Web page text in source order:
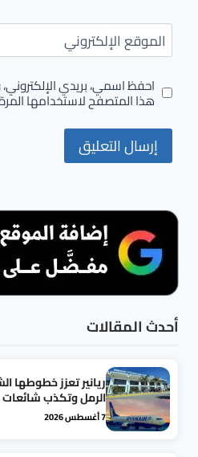
الموقع الإلكتروني
احفظ اسمي، بريدي
هذا المتصفح لاستخدامها
أحدث المقالات
ريانير تعزز خطوطها
الرمل وتكذب شائعات
7 أغسطس 2026